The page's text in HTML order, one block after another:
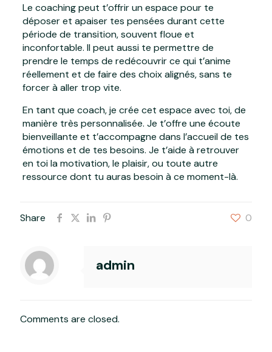
Le coaching peut t’offrir un espace pour te
déposer et apaiser tes pensées durant cette
période de transition, souvent floue et
inconfortable. Il peut aussi te permettre de
prendre le temps de redécouvrir ce qui t’anime
réellement et de faire des choix alignés, sans te
forcer à aller trop vite.
En tant que coach, je crée cet espace avec toi, de
manière très personnalisée. Je t’offre une écoute
bienveillante et t’accompagne dans l’accueil de tes
émotions et de tes besoins. Je t’aide à retrouver
en toi la motivation, le plaisir, ou toute autre
ressource dont tu auras besoin à ce moment-là.
Share 0
admin
Comments are closed.